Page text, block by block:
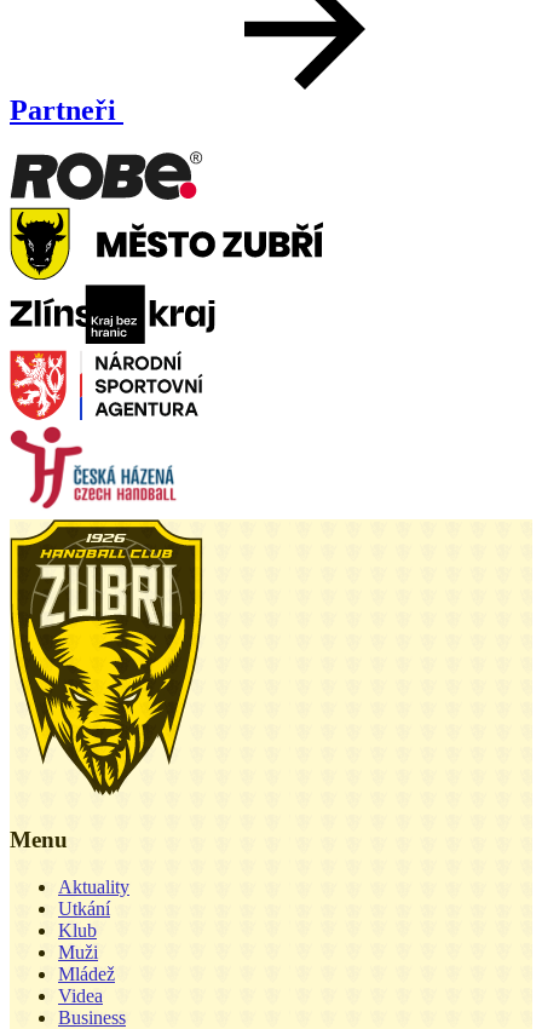
Partneři
Menu
Aktuality
Utkání
Klub
Muži
Mládež
Videa
Business